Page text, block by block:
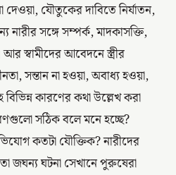
যৌতুকের দাবিতে নির্যাতন,
নারীর সঙ্গে সম্পর্ক, মাদকাসক্তি,
স্বামীদের আবেদনে স্ত্রীর
সন্তান না হওয়া, অবাধ্য হওয়া,
কারণের কথা উল্লেখ করা
সঠিক বলে মনে হচ্ছে?
কতটা যৌক্তিক? নারীদের
জঘন্য ঘটনা সেখানে পুরুষেরা